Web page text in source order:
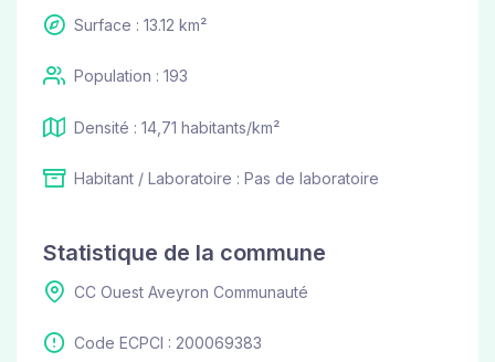
Surface : 13.12 km²
Population : 193
Densité : 14,71 habitants/km²
Habitant / Laboratoire : Pas de laboratoire
Statistique de la commune
CC Ouest Aveyron Communauté
Code ECPCI : 200069383